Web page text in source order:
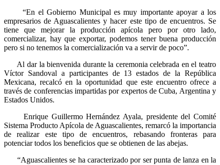
“En el Gobierno Municipal es muy importante apoyar a los
empresarios de Aguascalientes y hacer este tipo de encuentros. Se
tiene que mejorar la producción apícola pero por otro lado,
comercializar, hay que exportar, podemos tener buena producción
pero si no tenemos la comercialización va a servir de poco”.
Al dar la bienvenida durante la ceremonia celebrada en el teatro
Víctor Sandoval a participantes de 13 estados de la República
Mexicana, recalcó en la oportunidad que este encuentro ofrece a
través de conferencias impartidas por expertos de Cuba, Argentina y
Estados Unidos.
Enrique Guillermo Hernández Ayala, presidente del Comité
Sistema Producto Apícola de Aguascalientes, remarcó la importancia
de realizar este tipo de encuentros, rebasando fronteras para
potenciar todos los beneficios que se obtienen de las abejas.
“Aguascalientes se ha caracterizado por ser punta de lanza en la